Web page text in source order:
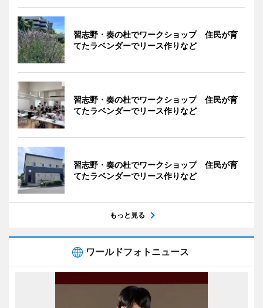
習志野・奏の杜でワークショップ 住民が育
てたラベンダーでリース作りなど
習志野・奏の杜でワークショップ 住民が育
てたラベンダーでリース作りなど
習志野・奏の杜でワークショップ 住民が育
てたラベンダーでリース作りなど
もっと見る
ワールドフォトニュース